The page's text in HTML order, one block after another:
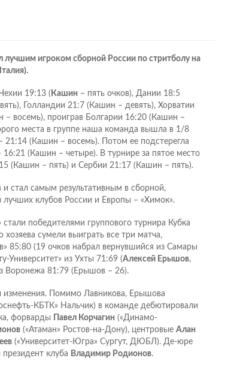
игроком сборной России по стритболу на
19:13 ( Кашин – пять очков), Дании 18:5
Голландии 21:7 (Кашин – девять), Хорватии
восемь), проиграв Болгарии 16:20 (Кашин –
места в группе наша команда вышла в 1/8
(Кашин – восемь). Потом ее подстерегла
16:21 (Кашин – четыре). В турнире за пятое место
(Кашин – пять) и Сербии 21:17 (Кашин – пять).
стал самым результативным в сборной,
лучших клубов России и Европы – «Химок».
победителями группового турнира Кубка
хозяева сумели выиграть все три матча,
85:80 (19 очков набрал вернувшийся из Самары
Университет» из Ухты 71:69 (Алексей Ерышов,
Воронежа 81:79 (Ерышов – 26).
изменения. Помимо Лавникова, Ерышова
КБТК» Нальчик) в команде дебютировали
форварды Павел Корчагин («Динамо-
(«Атаман» Ростов-на-Дону), центровые Алан
(«Университет-Югра» Сургут, ДЮБЛ). Де-юре
клуба Владимир Родионов.